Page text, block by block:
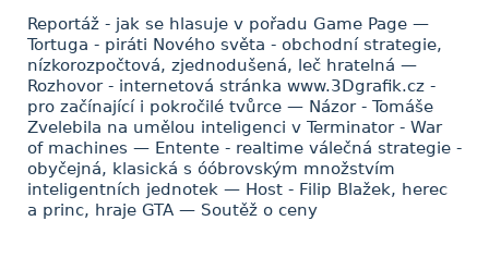
Reportáž - jak se hlasuje v pořadu Game Page —
Tortuga - piráti Nového světa - obchodní strategie,
nízkorozpočtová, zjednodušená, leč hratelná —
Rozhovor - internetová stránka www.3Dgrafik.cz -
pro začínající i pokročilé tvůrce — Názor - Tomáše
Zvelebila na umělou inteligenci v Terminator - War
of machines — Entente - realtime válečná strategie -
obyčejná, klasická s óóbrovským množstvím
inteligentních jednotek — Host - Filip Blažek, herec
a princ, hraje GTA — Soutěž o ceny